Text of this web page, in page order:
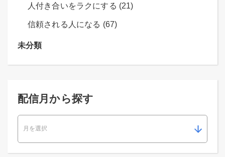
人付き合いをラクにする (21)
信頼される人になる (67)
未分類
配信月から探す